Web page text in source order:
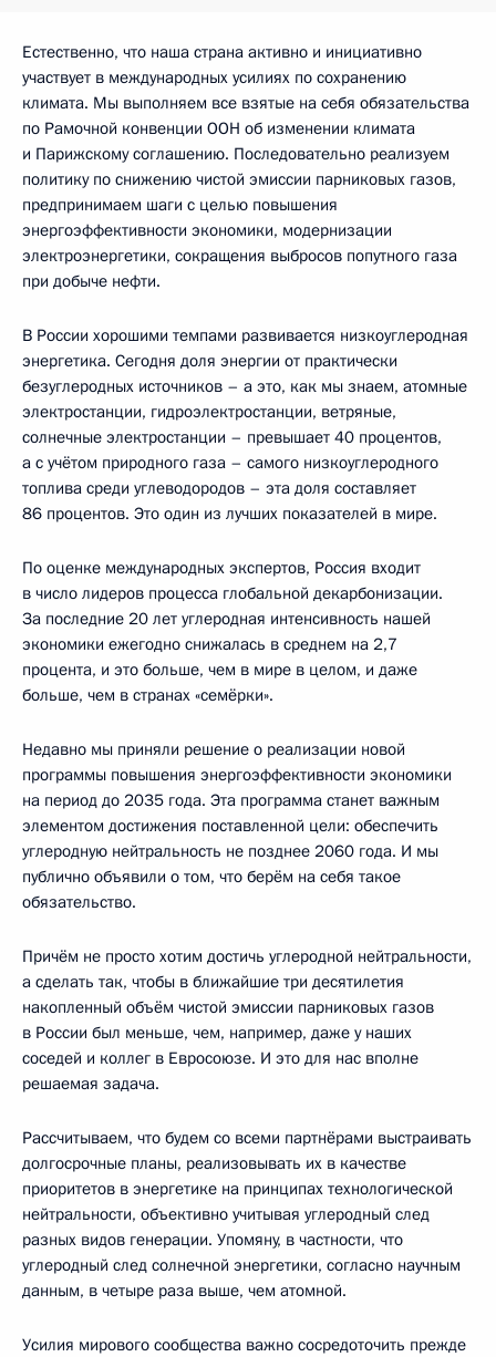
Естественно, что наша страна активно и инициативно
участвует в международных усилиях по сохранению
климата. Мы выполняем все взятые на себя обязательства
по Рамочной конвенции ООН об изменении климата
и Парижскому соглашению. Последовательно реализуем
политику по снижению чистой эмиссии парниковых газов,
предпринимаем шаги с целью повышения
энергоэффективности экономики, модернизации
электроэнергетики, сокращения выбросов попутного газа
при добыче нефти.
В России хорошими темпами развивается низкоуглеродная
энергетика. Сегодня доля энергии от практически
безуглеродных источников – а это, как мы знаем, атомные
электростанции, гидроэлектростанции, ветряные,
солнечные электростанции – превышает 40 процентов,
а с учётом природного газа – самого низкоуглеродного
топлива среди углеводородов – эта доля составляет
86 процентов. Это один из лучших показателей в мире.
По оценке международных экспертов, Россия входит
в число лидеров процесса глобальной декарбонизации.
За последние 20 лет углеродная интенсивность нашей
экономики ежегодно снижалась в среднем на 2,7
процента, и это больше, чем в мире в целом, и даже
больше, чем в странах «семёрки».
Недавно мы приняли решение о реализации новой
программы повышения энергоэффективности экономики
на период до 2035 года. Эта программа станет важным
элементом достижения поставленной цели: обеспечить
углеродную нейтральность не позднее 2060 года. И мы
публично объявили о том, что берём на себя такое
обязательство.
Причём не просто хотим достичь углеродной нейтральности,
а сделать так, чтобы в ближайшие три десятилетия
накопленный объём чистой эмиссии парниковых газов
в России был меньше, чем, например, даже у наших
соседей и коллег в Евросоюзе. И это для нас вполне
решаемая задача.
Рассчитываем, что будем со всеми партнёрами выстраивать
долгосрочные планы, реализовывать их в качестве
приоритетов в энергетике на принципах технологической
нейтральности, объективно учитывая углеродный след
разных видов генерации. Упомяну, в частности, что
углеродный след солнечной энергетики, согласно научным
данным, в четыре раза выше, чем атомной.
Усилия мирового сообщества важно сосредоточить прежде